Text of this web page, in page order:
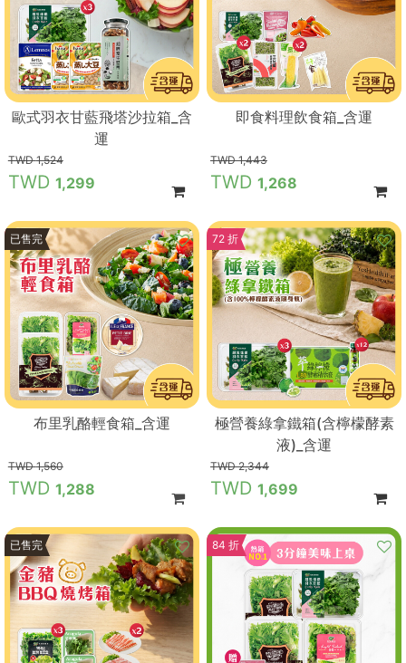
歐式羽衣甘藍飛塔沙拉箱_含
運
1,524
1,299
即食料理飲食箱_含運
1,443
1,268
83 折
已售完
布里乳酪輕食箱_含運
1,560
1,288
72 折
極營養綠拿鐵箱(含檸檬酵素
液)_含運
2,344
1,699
9 折
已售完 84 折